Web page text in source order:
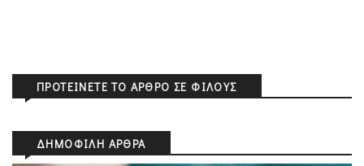
ΠΡΟΤΕΊΝΕΤΕ ΤΟ ΆΡΘΡΟ ΣΕ ΦΊΛΟΥΣ
ΔΗΜΟΦΙΛΉ ΆΡΘΡΑ